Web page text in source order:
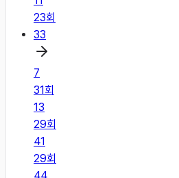
23회
33
7
31회
13
29회
41
29회
44